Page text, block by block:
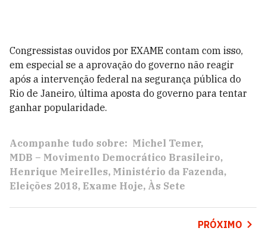
Congressistas ouvidos por EXAME contam com isso,
em especial se a aprovação do governo não reagir
após a intervenção federal na segurança pública do
Rio de Janeiro, última aposta do governo para tentar
ganhar popularidade.
Acompanhe tudo sobre: Michel Temer
MDB – Movimento Democrático Brasileiro
Henrique Meirelles Ministério da Fazenda
Eleições 2018 Exame Hoje Às Sete
PRÓXIMO